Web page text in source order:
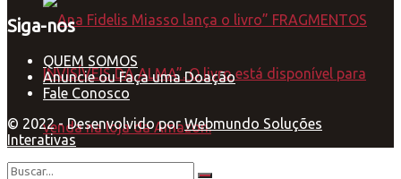
Siga-nos
QUEM SOMOS
Anuncie ou Faça uma Doação
Fale Conosco
© 2022 - Desenvolvido porWebmundo Soluções
Interativas